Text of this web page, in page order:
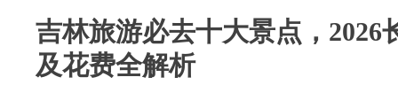
吉林旅游必去十大景点，2026
及花费全解析